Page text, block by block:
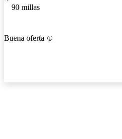
90 millas
Buena oferta